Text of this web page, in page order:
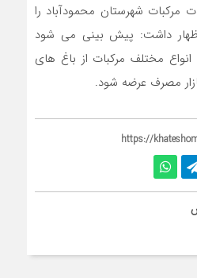
مرکبات شهرستان محمودآباد را
و اظهار داشت: پیش بینی می شود
138 هزار و 18 تن انواع مختلف مرکبات از باغ های
مصرف عرضه شود.
https://